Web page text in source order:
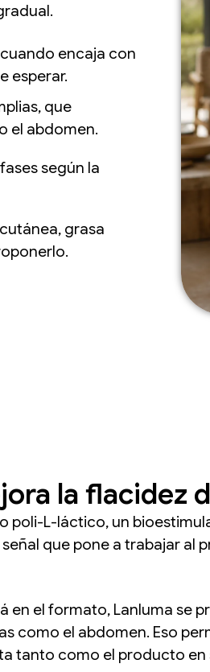
encaja con
esperar.
que
el abdomen.
según la
grasa
la flacidez
poli-L-láctico, un
que pone a trabajar al
el formato, Lanluma se
como el abdomen. Eso
tanto como el producto en